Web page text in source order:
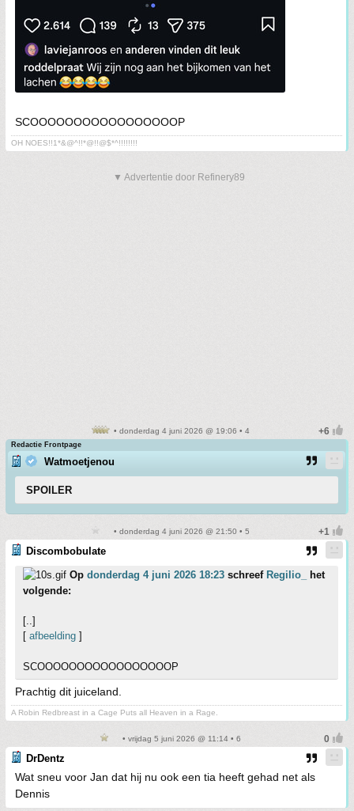
SCOOOOOOOOOOOOOOOOOP
OH NOES!!1*&@^!!*@!!@$*^!!!!!!!!
▼ Advertentie door Refinery89
• donderdag 4 juni 2026 @ 19:06 • 4
Redactie Frontpage
Watmoetjenou
SPOILER
• donderdag 4 juni 2026 @ 21:50 • 5
Discombobulate
Op donderdag 4 juni 2026 18:23 schreef Regilio_
het
volgende:
[..]
[ afbeelding ]
SCOOOOOOOOOOOOOOOOOP
Prachtig dit juiceland.
A Robin Redbreast in a Cage Puts all Heaven in a Rage.
• vrijdag 5 juni 2026 @ 11:14 • 6
DrDentz
Wat sneu voor Jan dat hij nu ook een tia heeft gehad net als
Dennis